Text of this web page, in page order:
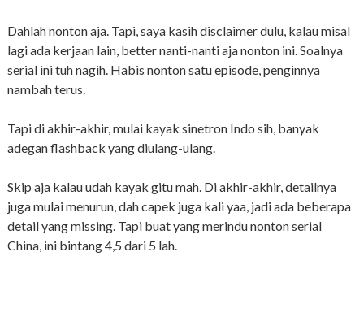
Dahlah nonton aja. Tapi, saya kasih disclaimer dulu, kalau misal
lagi ada kerjaan lain, better nanti-nanti aja nonton ini. Soalnya
serial ini tuh nagih. Habis nonton satu episode, penginnya
nambah terus.
Tapi di akhir-akhir, mulai kayak sinetron Indo sih, banyak
adegan flashback yang diulang-ulang.
Skip aja kalau udah kayak gitu mah. Di akhir-akhir, detailnya
juga mulai menurun, dah capek juga kali yaa, jadi ada beberapa
detail yang missing. Tapi buat yang merindu nonton serial
China, ini bintang 4,5 dari 5 lah.